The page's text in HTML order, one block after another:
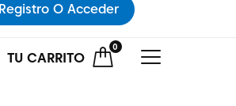
Registro O Acceder
0
TU CARRITO